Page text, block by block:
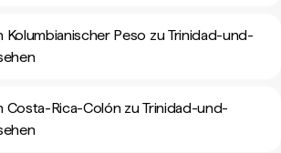
Kolumbianischer Peso zu Trinidad-und-
Costa-Rica-Colón zu Trinidad-und-